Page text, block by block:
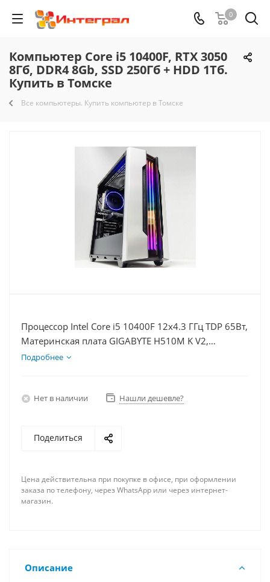
0
Компьютер Core i5 10400F, RTX 3050
8Гб, DDR4 8Gb, SSD 250Гб + HDD 1Тб.
Купить в Томске
Все компьютеры. Купить компьютер в Томске
Процессор Intel Core i5 10400F 12x4.3 ГГц TDP 65Вт,
Материнская плата GIGABYTE H510M K V2,
Видеокарта RTX 3050 8Гб, Память DDR4 8Gb,
Подробнее
Нет в наличии Нашли дешевле?
Поделиться
Цена действительна при покупке в офисе, при оформлении
заказа по телефону, через WhatsApp или через интернет-
магазин.
Описание